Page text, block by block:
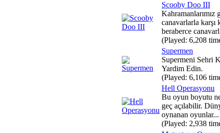
Scooby Doo III
Kahramanlarımız
canavarlarla karşı
beraberce
(Played: 6,208
Supermen
Supermeni Sehri
Yardim Edin.
(Played: 6,106
Hell Operasyonu
Bu oyun boyutu
geç açılabilir.
oynanan oyunlar...
(Played: 2,938